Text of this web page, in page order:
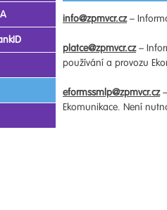
info@zpmvcr.cz–
platce@zpmvcr.cz–
používání a provozu
eformssmlp@zpmvcr.cz
Ekomunikace. Není